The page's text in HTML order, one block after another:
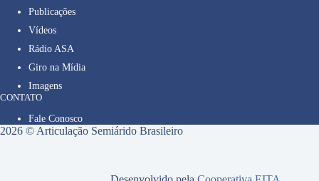
Publicações
Vídeos
Rádio ASA
Giro na Mídia
Imagens
CONTATO
Fale Conosco
2026 © Articulação Semiárido Brasileiro